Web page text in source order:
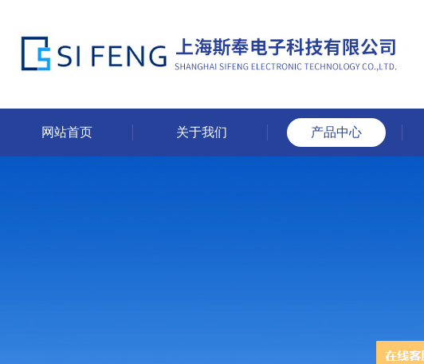
网站首页 关于我们 产品中心